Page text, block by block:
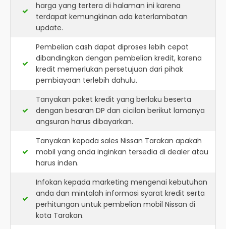
harga yang tertera di halaman ini karena
terdapat kemungkinan ada keterlambatan
update.
Pembelian cash dapat diproses lebih cepat
dibandingkan dengan pembelian kredit, karena
kredit memerlukan persetujuan dari pihak
pembiayaan terlebih dahulu.
Tanyakan paket kredit yang berlaku beserta
dengan besaran DP dan cicilan berikut lamanya
angsuran harus dibayarkan.
Tanyakan kepada sales Nissan Tarakan apakah
mobil yang anda inginkan tersedia di dealer atau
harus inden.
Infokan kepada marketing mengenai kebutuhan
anda dan mintalah informasi syarat kredit serta
perhitungan untuk pembelian mobil Nissan di
kota Tarakan.